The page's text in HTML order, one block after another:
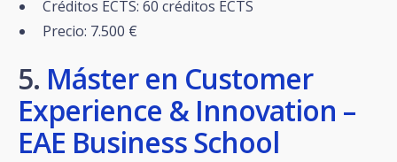
Créditos ECTS: 60 créditos ECTS
Precio: 7.500 €
5. Máster en Customer
Experience & Innovation –
EAE Business School